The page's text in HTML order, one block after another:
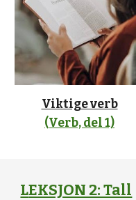
Viktige verb
(Verb, del 1)
LEKSJON 2: Tall